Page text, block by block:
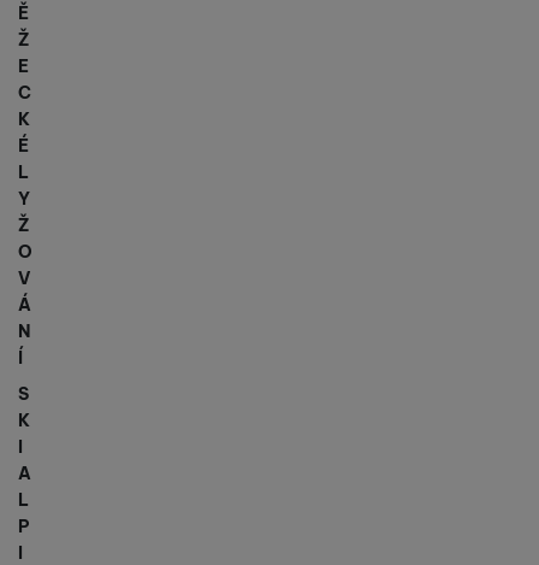
Ě
Ž
E
C
K
É
L
Y
Ž
O
V
Á
N
Í
S
K
I
A
L
P
I